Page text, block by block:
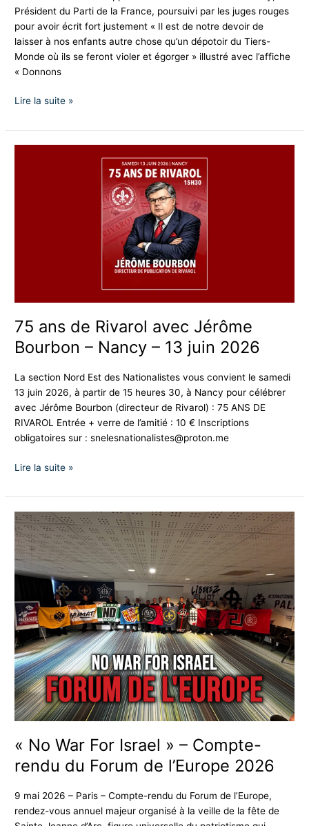
Président du Parti de la France, poursuivi par les juges rouges
pour avoir écrit fort justement « Il est de notre devoir de
laisser à nos enfants autre chose qu’un dépotoir du Tiers-
Monde où ils se feront violer et égorger » illustré avec l’affiche
« Donnons
Lire la suite »
75 ans de Rivarol avec Jérôme
Bourbon – Nancy – 13 juin 2026
La section Nord Est des Nationalistes vous convient le samedi
13 juin 2026, à partir de 15 heures 30, à Nancy pour célébrer
avec Jérôme Bourbon (directeur de Rivarol) : 75 ANS DE
RIVAROL Entrée + verre de l’amitié : 10 € Inscriptions
obligatoires sur :snelesnationalistes@proton.me
13
juin
2026
Lire la suite »
« No War For Israel » – Compte-
rendu du Forum de l’Europe 2026
9 mai 2026 – Paris – Compte-rendu du Forum de l’Europe,
rendez-vous annuel majeur organisé à la veille de la fête de
«
No
War
For
Israel
–
Compte-
rendu
du
Forum
de
l’Europe
2026